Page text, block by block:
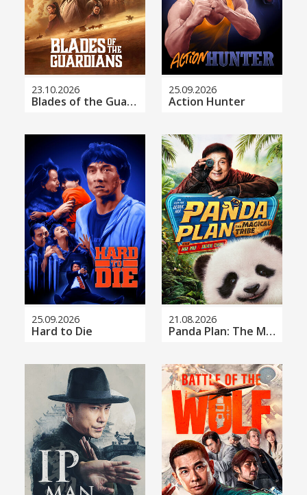
23.10.2026
Blades of the Guardians
25.09.2026
Action Hunter
25.09.2026
Hard to Die
21.08.2026
Panda Plan: The Magical Tribe